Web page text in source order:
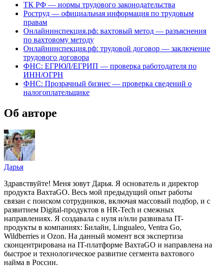
ТК РФ — нормы трудового законодательства
Роструд — официальная информация по трудовым
правам
Онлайнинспекция.рф: вахтовый метод — разъяснения
по вахтовому методу
Онлайнинспекция.рф: трудовой договор — заключение
трудового договора
ФНС: ЕГРЮЛ/ЕГРИП — проверка работодателя по
ИНН/ОГРН
ФНС: Прозрачный бизнес — проверка сведений о
налогоплательщике
Об авторе
Дарья
Здравствуйте! Меня зовут Дарья. Я основатель и директор
продукта ВахтаGO. Весь мой предыдущий опыт работы
связан с поиском сотрудников, включая массовый подбор, и с
развитием Digital-продуктов в HR-Tech и смежных
направлениях. Я создавала с нуля и/или развивала IT-
продукты в компаниях: Билайн, Lingualeo, Ventra Go,
Wildberries и Ozon. На данный момент вся экспертиза
сконцентрирована на IT-платформе ВахтаGO и направлена на
быстрое и технологическое развитие сегмента вахтового
найма в России.